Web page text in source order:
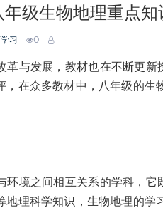
级生物地理重点知
习 0
与发展，教材也在不断更新
，在众多教材中，八年级的
境之间相互关系的学科，它
地理科学知识，生物地理的